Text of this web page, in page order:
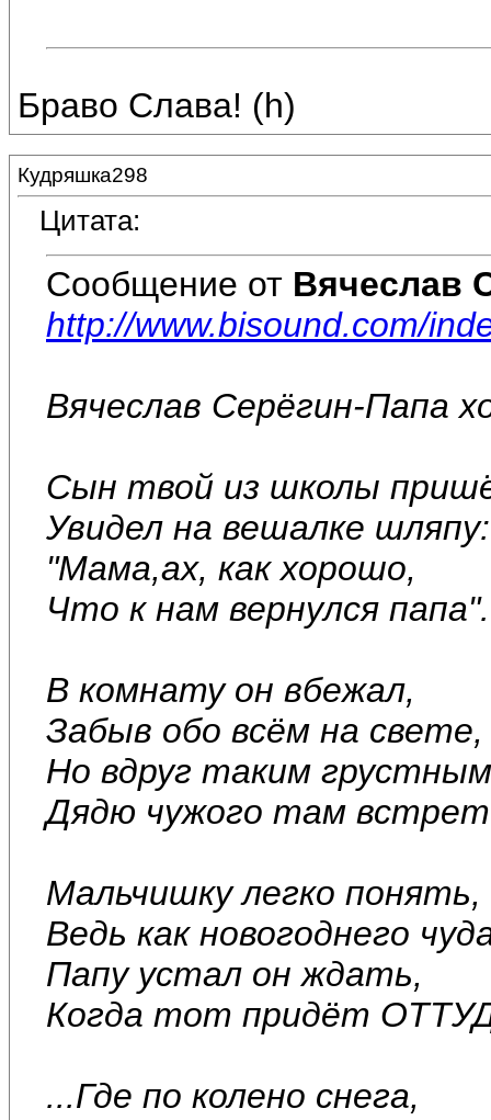
Браво Слава! (h)
Кудряшка298
Цитата:
Сообщение от Вячеслав
http://www.bisound.com/
Вячеслав Серёгин-Папа
Сын твой из школы
Увидел на вешалке шляпу:
"Мама,ах, как хорошо,
Что к нам вернулся папа".
В комнату он вбежал,
Забыв обо всём на свете,
Но вдруг таким
Дядю чужого там
Мальчишку легко понять,
Ведь как новогоднего
Папу устал он ждать,
Когда тот придёт
...Где по колено снега,